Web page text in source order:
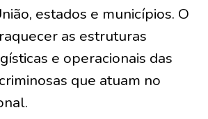
estados e municípios. O
as estruturas
e operacionais das
que atuam no